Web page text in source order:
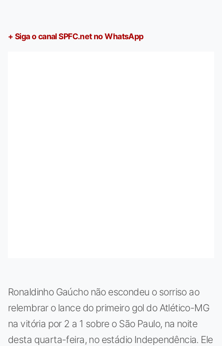
+ Siga o canal SPFC.net no WhatsApp
Ronaldinho Gaúcho não escondeu o sorriso ao
relembrar o lance do primeiro gol do Atlético-MG
na vitória por 2 a 1 sobre o São Paulo, na noite
desta quarta-feira, no estádio Independência. Ele